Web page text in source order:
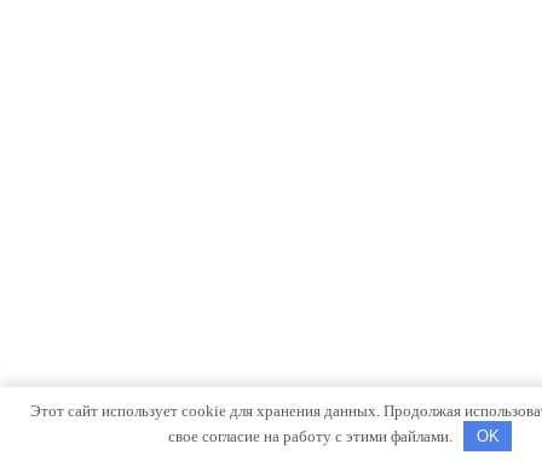
Этот сайт использует cookie для хранения данных. Продолжая
свое согласие на работу с этими файлами.
OK